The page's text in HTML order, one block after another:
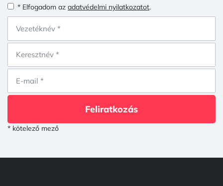
* Elfogadom az adatvédelmi nyilatkozatot.
Feliratkozás
* kötelező mező